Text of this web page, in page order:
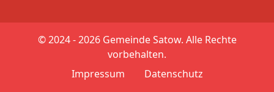
© 2024 - 2026Gemeinde Satow. Alle Rechte
vorbehalten.
Impressum
Datenschutz